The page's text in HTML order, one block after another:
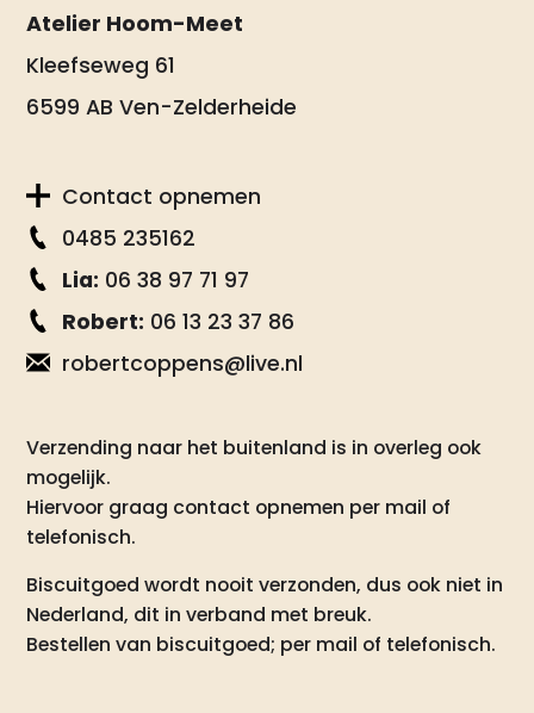
Atelier Hoom-Meet
Kleefseweg 61
6599 AB Ven-Zelderheide
Contact opnemen
0485 235162
Lia: 06 38 97 71 97
Robert: 06 13 23 37 86
robertcoppens@live.nl
Verzending naar het buitenland is in overleg ook
mogelijk.
Hiervoor graag contact opnemen per mail of
telefonisch.
Biscuitgoed wordt nooit verzonden, dus ook niet in
Nederland, dit in verband met breuk.
Bestellen van biscuitgoed; per mail of telefonisch.